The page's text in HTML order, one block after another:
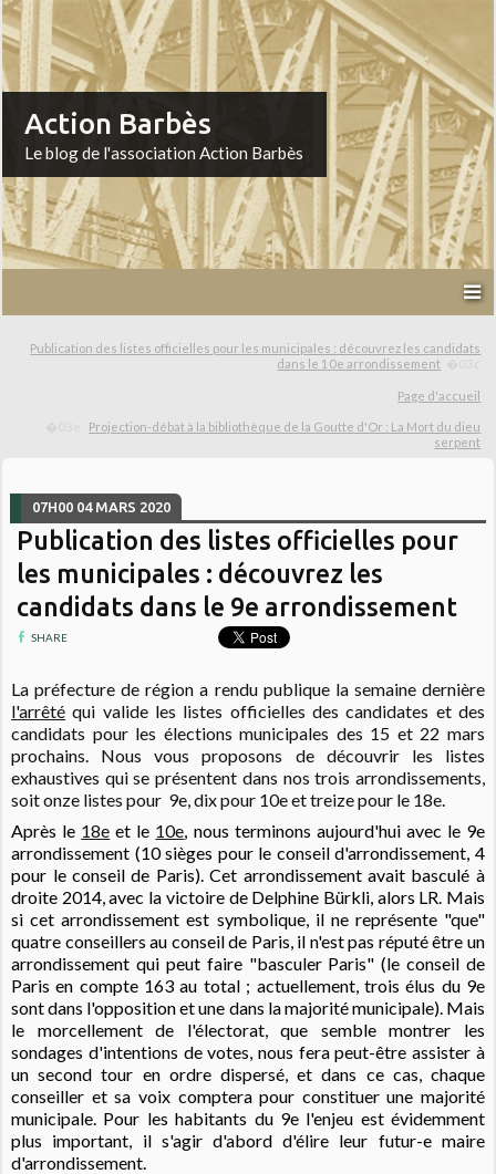
Action Barbès
Le blog de l'association Action Barbès
Publication des listes officielles pour les municipales : découvrez les candidats
dans le 10e arrondissement
Page d'accueil
Projection-débat à la bibliothèque de la Goutte d'Or : La Mort du dieu
serpent
07H00 04 MARS 2020
Publication des listes officielles pour
les municipales : découvrez les
candidats dans le 9e arrondissement
SHARE
La préfecture de région a rendu publique la semaine dernière
l'arrêté qui valide les listes officielles des candidates et des
candidats pour les élections municipales des 15 et 22 mars
prochains. Nous vous proposons de découvrir les listes
exhaustives qui se présentent dans nos trois arrondissements,
soit onze listes pour 9e, dix pour 10e et treize pour le 18e.
Après le 18e et le 10e , nous terminons aujourd'hui avec le 9e
arrondissement (10 sièges pour le conseil d'arrondissement, 4
pour le conseil de Paris). Cet arrondissement avait basculé à
droite 2014, avec la victoire de Delphine Bürkli, alors LR. Mais
si cet arrondissement est symbolique, il ne représente "que"
quatre conseillers au conseil de Paris, il n'est pas réputé être un
arrondissement qui peut faire "basculer Paris" (le conseil de
Paris en compte 163 au total ; actuellement, trois élus du 9e
sont dans l'opposition et une dans la majorité municipale). Mais
le morcellement de l'électorat, que semble montrer les
sondages d'intentions de votes, nous fera peut-être assister à
un second tour en ordre dispersé, et dans ce cas, chaque
conseiller et sa voix comptera pour constituer une majorité
municipale. Pour les habitants du 9e l'enjeu est évidemment
plus important, il s'agir d'abord d'élire leur futur-e maire
d'arrondissement.